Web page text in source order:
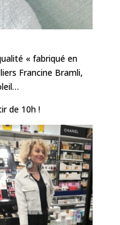
« fabriqué en
Francine Bramli,
de 10h !